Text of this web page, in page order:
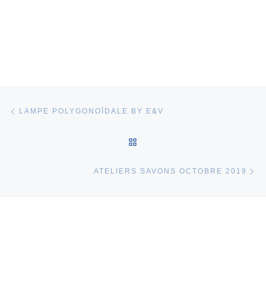
Parcourir les articles
LAMPE POLYGONOÏDALE BY E&V
ATELIERS SAVONS OCTOBRE 2019